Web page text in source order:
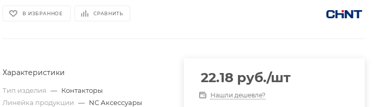
В ИЗБРАННОЕ СРАВНИТЬ
Характеристики
Тип изделия — Контакторы
Линейка продукции — NC Аксессуары
22.18руб./шт
Нашли дешевле?